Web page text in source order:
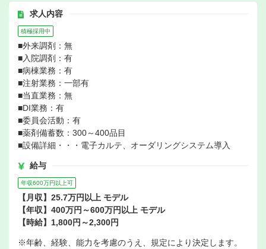
求人内容
積極採用中
■外来調剤：無
■入院調剤：有
■病棟業務：有
■注射業務：一部有
■当直業務：無
■DI業務：有
■委員会活動：有
■薬剤備蓄数：300～400品目
■設備詳細・・・電子カルテ、オーダリングシステム導入
給与
年収600万円以上可
【月収】25.7万円以上 モデル
【年収】400万円～600万円以上 モデル
【時給】1,800円～2,300円
※年齢、経験、能力を考慮のうえ、規定により決定します。